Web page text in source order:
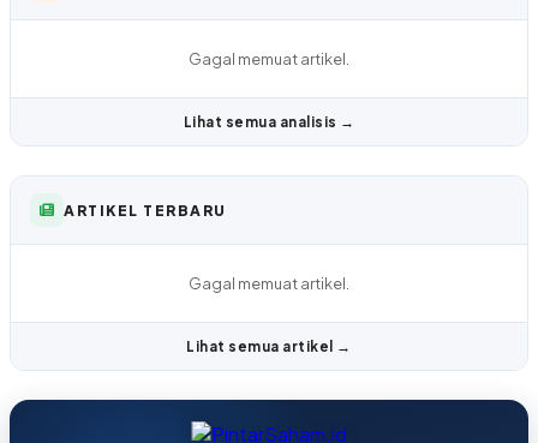
Gagal memuat artikel.
Lihat semua analisis →
ARTIKEL TERBARU
Gagal memuat artikel.
Lihat semua artikel →